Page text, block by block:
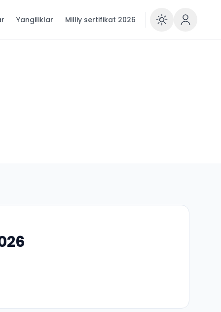
Yangiliklar Milliy sertifikat 2026